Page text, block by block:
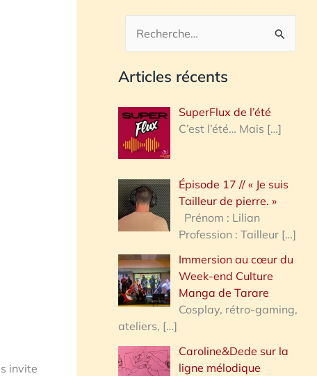
invite
c
h
r
h
e
:
Articles récents
SuperFlux de l’été
C’est l’été… Mais […]
Épisode 17 // « Je suis
Tailleur de pierre. »
Prénom : Lilian
Profession : Tailleur […]
Immersion au cœur du
Week-end Culture
Manga de Tarare
Cosplay, rétro-gaming,
ateliers, […]
Caroline&Dede sur la
ligne mélodique